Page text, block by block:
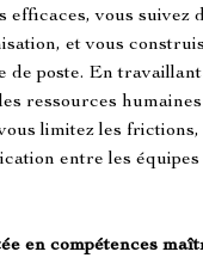
efficaces, vous suivez
et vous
de poste. En travaillant
ressources humaines
limitez les frictions,
entre les
en compétences